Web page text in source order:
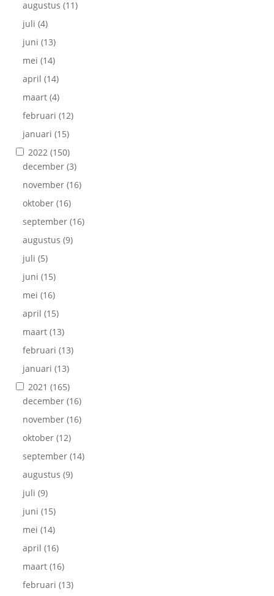
augustus (11)
juli (4)
juni (13)
mei (14)
april (14)
maart (4)
februari (12)
januari (15)
2022 (150)
december (3)
november (16)
oktober (16)
september (16)
augustus (9)
juli (5)
juni (15)
mei (16)
april (15)
maart (13)
februari (13)
januari (13)
2021 (165)
december (16)
november (16)
oktober (12)
september (14)
augustus (9)
juli (9)
juni (15)
mei (14)
april (16)
maart (16)
februari (13)